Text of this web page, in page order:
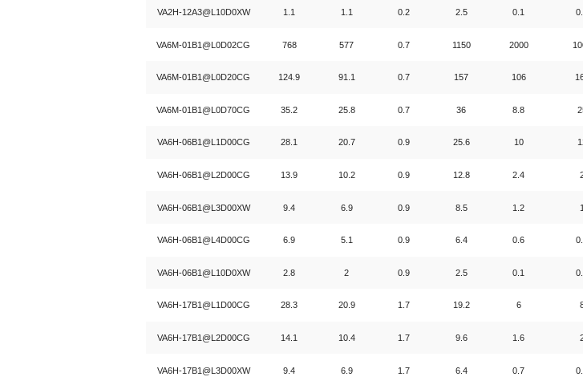
VA2H-12A3@L10D0XW 1.1 1.1 0.2 2.5 0.1
VA6M-01B1@L0D02CG 768 577 0.7 1150 2000
VA6M-01B1@L0D20CG 124.9 91.1 0.7 157 106
VA6M-01B1@L0D70CG 35.2 25.8 0.7 36 8.8
VA6H-06B1@L1D00CG 28.1 20.7 0.9 25.6 10
VA6H-06B1@L2D00CG 13.9 10.2 0.9 12.8 2.4
VA6H-06B1@L3D00XW 9.4 6.9 0.9 8.5 1.2 1
VA6H-06B1@L4D00CG 6.9 5.1 0.9 6.4 0.6
VA6H-06B1@L10D0XW 2.8 2 0.9 2.5 0.1
VA6H-17B1@L1D00CG 28.3 20.9 1.7 19.2 6
VA6H-17B1@L2D00CG 14.1 10.4 1.7 9.6 1.6
VA6H-17B1@L3D00XW 9.4 6.9 1.7 6.4 0.7